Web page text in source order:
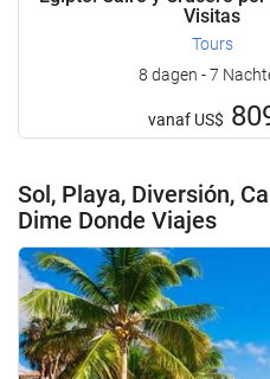
Visitas
Tours
8 dagen - 7
vanaf US$
Sol, Playa, Diversión,
Dime Donde Viajes